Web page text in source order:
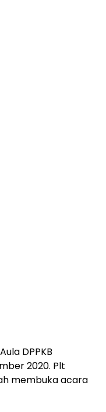
DPPKB
2020. Plt
membuka acara